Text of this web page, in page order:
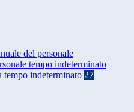
del personale
tempo indeterminato
tempo indeterminato 27